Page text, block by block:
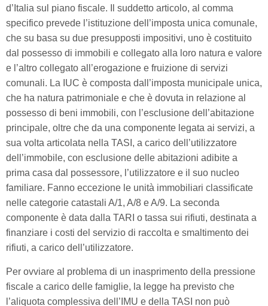
d’Italia sul piano fiscale. Il suddetto articolo, al comma
specifico prevede l’istituzione dell’imposta unica comunale,
che su basa su due presupposti impositivi, uno è costituito
dal possesso di immobili e collegato alla loro natura e valore
e l’altro collegato all’erogazione e fruizione di servizi
comunali. La IUC è composta dall’imposta municipale unica,
che ha natura patrimoniale e che è dovuta in relazione al
possesso di beni immobili, con l’esclusione dell’abitazione
principale, oltre che da una componente legata ai servizi, a
sua volta articolata nella TASI, a carico dell’utilizzatore
dell’immobile, con esclusione delle abitazioni adibite a
prima casa dal possessore, l’utilizzatore e il suo nucleo
familiare. Fanno eccezione le unità immobiliari classificate
nelle categorie catastali A/1, A/8 e A/9. La seconda
componente è data dalla TARI o tassa sui rifiuti, destinata a
finanziare i costi del servizio di raccolta e smaltimento dei
rifiuti, a carico dell’utilizzatore.
Per ovviare al problema di un inasprimento della pressione
fiscale a carico delle famiglie, la legge ha previsto che
l’aliquota complessiva dell’IMU e della TASI non può